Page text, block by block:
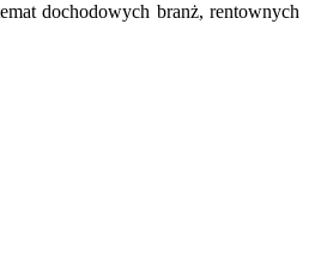
dochodowych branż, rentownych